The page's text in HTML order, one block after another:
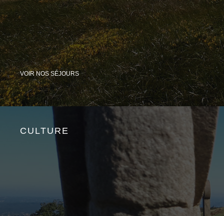
VOIR NOS SÉJOURS
CULTURE